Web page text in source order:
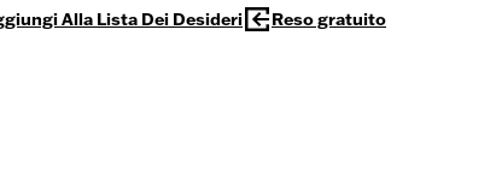
Alla Lista Dei Desideri Reso gratuito